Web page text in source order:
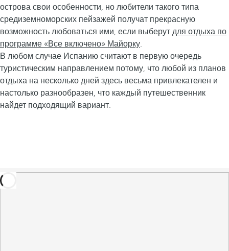
острова свои особенности, но любители такого типа
средиземноморских пейзажей получат прекрасную
возможность любоваться ими, если выберут для отдыха по
программе «Все включено» Майорку.
В любом случае Испанию считают в первую очередь
туристическим направлением потому, что любой из планов
отдыха на несколько дней здесь весьма привлекателен и
настолько разнообразен, что каждый путешественник
найдет подходящий вариант.